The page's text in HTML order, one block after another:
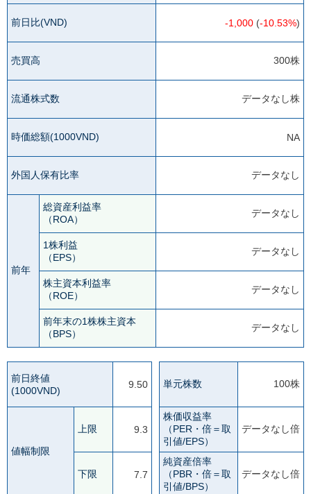
前日比(VND) -1,000 (-10.53%)
売買高 300株
流通株式数 データなし株
時価総額(1000VND) NA
外国人保有比率 データなし
前年
総資産利益率
（ROA）
データなし
1株利益
（EPS）
データなし
株主資本利益率
（ROE）
データなし
前年末の1株株主資本
（BPS）
データなし
前日終値
(1000VND)
9.50
値幅制限
上限 9.3
下限 7.7
単元株数 100株
株価収益率
（PER・倍＝取
引値/EPS）
データなし倍
純資産倍率
（PBR・倍＝取
引値/BPS）
データなし倍